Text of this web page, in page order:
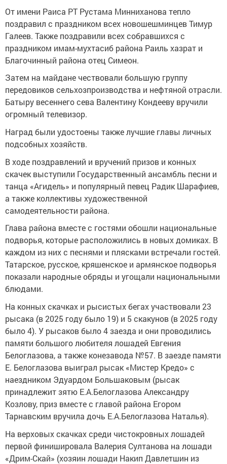
От имени Раиса РТ Рустама Минниханова тепло
поздравил с праздником всех новошешминцев Тимур
Галеев. Также поздравили всех собравшихся с
праздником имам-мухтасиб района Раиль хазрат и
Благочинный района отец Симеон.
Затем на майдане чествовали большую группу
передовиков сельхозпроизводства и нефтяной отрасли.
Батыру весеннего сева Валентину Кондееву вручили
огромный телевизор.
Наград были удостоены также лучшие главы личных
подсобных хозяйств.
В ходе поздравлений и вручений призов и конных
скачек выступили Государственный ансамбль песни и
танца «Агидель» и популярный певец Радик Шарафиев,
а также коллективы художественной
самодеятельности района.
Глава района вместе с гостями обошли национальные
подворья, которые расположились в новых домиках. В
каждом из них с песнями и плясками встречали гостей.
Татарское, русское, кряшенское и армянское подворья
показали народные обряды и угощали национальными
блюдами.
На конных скачках и рысистых бегах участвовали 23
рысака (в 2025 году было 19) и 5 скакунов (в 2025 году
было 4). У рысаков было 4 заезда и они проводились
памяти большого любителя лошадей Евгения
Белоглазова, а также конезавода №57. В заезде памяти
Е. Белоглазова выиграл рысак «Мистер Кредо» с
наездником Эдуардом Большаковым (рысак
принадлежит зятю Е.А.Белоглазова Александру
Козлову, приз вместе с главой района Егором
Тарнавским вручила дочь Е.А.Белоглазова Наталья).
На верховых скачках среди чистокровных лошадей
первой финишировала Валерия Султанова на лошади
«Дрим-Скай» (хозяин лошади Накип Давлетшин из